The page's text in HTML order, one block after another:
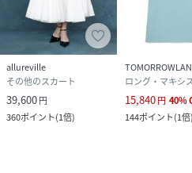
allureville
その他のスカート
39,600円
360ポイント(1倍)
ロング・マキシ
15,840円 40%
144ポイント(1倍)